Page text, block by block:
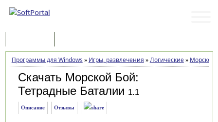
Программы для Windows » Игры, развлечения »Логические» Морской
Скачать Морской Бой:
Тетрадные Баталии 1.1
Описание Отзывы